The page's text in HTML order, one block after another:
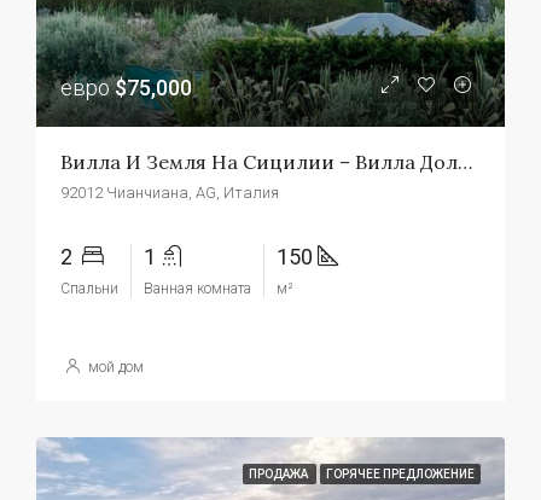
евро$75,000
Вилла И Земля На Сицилии – Вилла Дольче
92012 Чианчиана, AG, Италия
2
Спальни
1
Ванная комната
150
м²
мой дом
ПРОДАЖА ГОРЯЧЕЕ ПРЕДЛОЖЕНИЕ